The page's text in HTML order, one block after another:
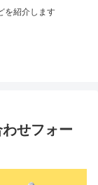
を紹介します
せフォー